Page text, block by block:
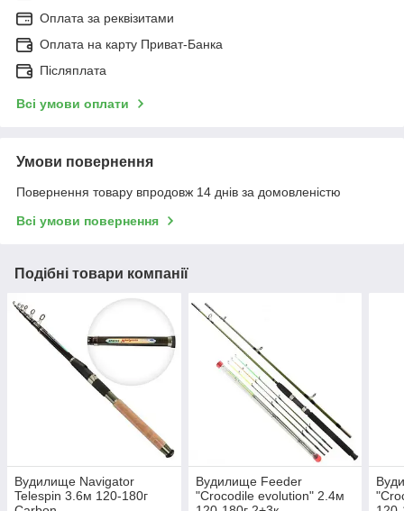
Оплата за реквізитами
Оплата на карту Приват-Банка
Післяплата
Всі умови оплати
Умови повернення
Повернення товару впродовж 14 днів за домовленістю
Всі умови повернення
Подібні товари компанії
Вудилище Navigator
Telespin 3.6м 120-180г
Вудилище Feeder
"Crocodile evolution" 2.4м